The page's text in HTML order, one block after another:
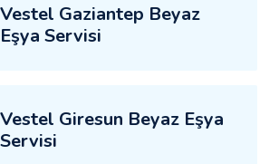
Vestel Gaziantep Beyaz
Eşya Servisi
Vestel Giresun Beyaz Eşya
Servisi